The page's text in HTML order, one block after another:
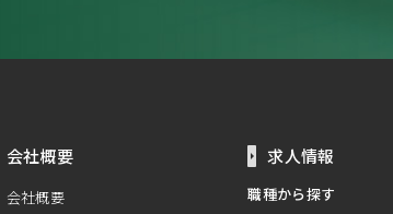
会社概要
会社概要
求人情報
職種から探す